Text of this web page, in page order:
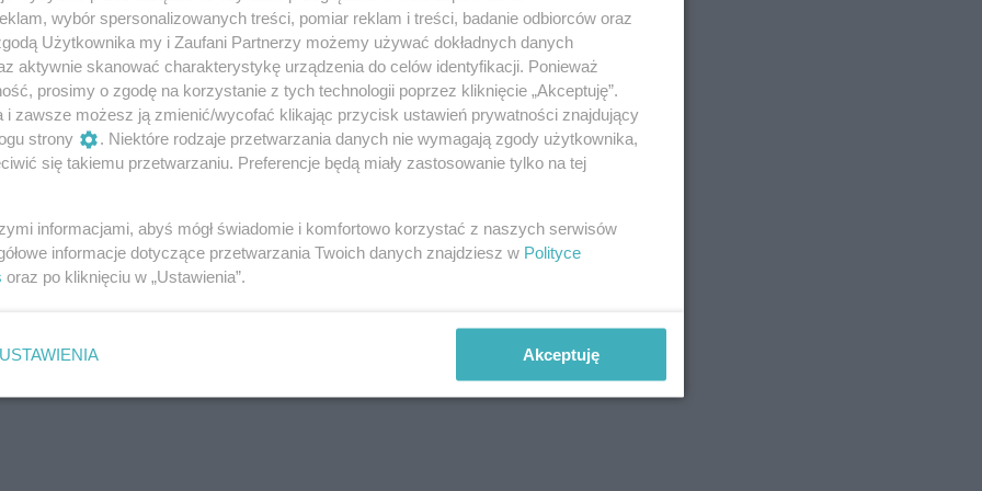
jakiś czas skonstatujesz, że
nie jest noworoczne, że minęło
planu. Jeśli wciąż ci się to
z nauką, w pracy, to wielce
ci prokrastynacja. Nie ma to nic
przyjemność z tego, że nic nie robi.
wstydu, wyrzuty sumienia, odczuwa
być niebezpieczny. Kiedy i w jaki
wybór spersonalizowanych treści, pomiar reklam i treści, badanie odbiorców oraz
Użytkownika my i Zaufani Partnerzy możemy używać dokładnych danych
aktywnie skanować charakterystykę urządzenia do celów identyfikacji. Ponieważ
prosimy o zgodę na korzystanie z tych technologii poprzez kliknięcie „Akceptuję”.
i zawsze możesz ją zmienić/wycofać klikając przycisk ustawień prywatności znajdujący
strony
. Niektóre rodzaje przetwarzania danych nie wymagają zgody użytkownika,
się takiemu przetwarzaniu. Preferencje będą miały zastosowanie tylko na tej
informacjami, abyś mógł świadomie i komfortowo korzystać z naszych serwisów
informacje dotyczące przetwarzania Twoich danych znajdziesz w Polityce
oraz po kliknięciu w „Ustawienia”.
USTAWIENIA Akceptuję